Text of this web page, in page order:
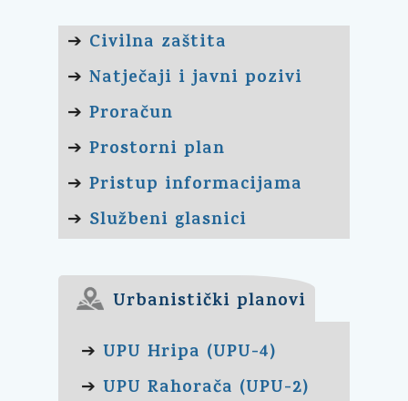
➔ Civilna zaštita
➔ Natječaji i javni pozivi
➔ Proračun
➔ Prostorni plan
➔ Pristup informacijama
➔ Službeni glasnici
Urbanistički planovi
➔ UPU Hripa (UPU-4)
➔ UPU Rahorača (UPU-2)